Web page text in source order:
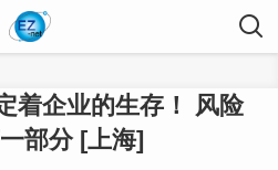
着企业的生存！ 风险
部分 [上海]